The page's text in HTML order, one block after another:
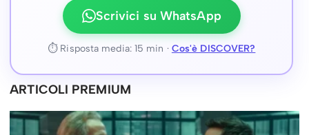
Scrivici su WhatsApp
⏱ Risposta media: 15 min · Cos'è DISCOVER?
ARTICOLI PREMIUM